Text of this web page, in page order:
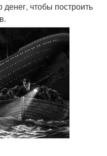
денег, чтобы построить